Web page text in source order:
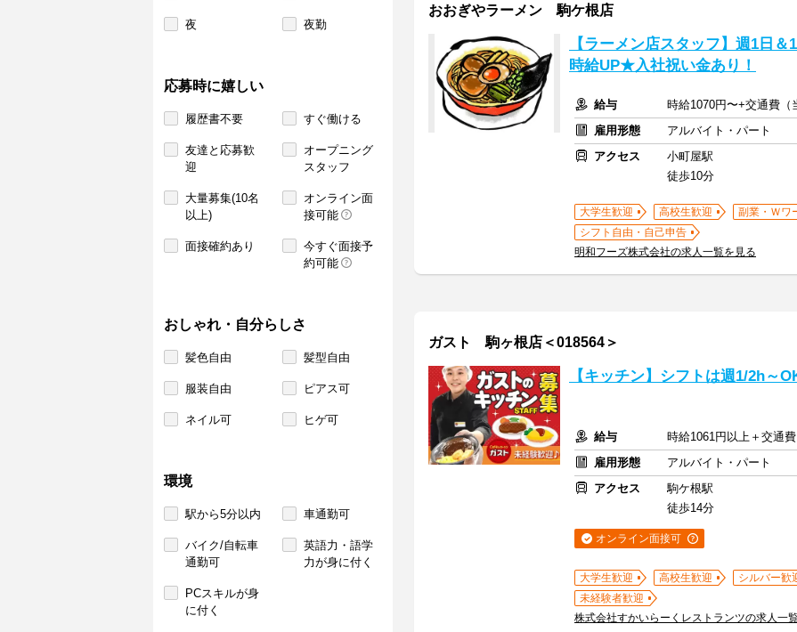
夜 夜勤
応募時に嬉しい
履歴書不要 すぐ働ける
友達と応募歓
迎
オープニング
スタッフ
大量募集(10名
以上)
オンライン面
接可能
面接確約あり
今すぐ面接予
約可能
おしゃれ・自分らしさ
髪色自由 髪型自由
服装自由 ピアス可
ネイル可 ヒゲ可
環境
駅から5分以内 車通勤可
バイク/自転車
通勤可
英語力・語学
力が身に付く
PCスキルが身
に付く
おおぎやラーメン 駒ケ根店
【ラーメン店スタッフ】週1日
時給UP★入社祝い金あり！
給与
時給1070円〜+交通費（
雇用形態
アルバイト・パート
アクセス
小町屋駅
徒歩10分
大学生歓迎 高校生歓迎 副業・Ｗワ
シフト自由・自己申告
明和フーズ株式会社の求人一覧を見る
ガスト 駒ヶ根店＜018564＞
【キッチン】シフトは週1/2h～
給与
時給1061円以上＋交通費
雇用形態
アルバイト・パート
アクセス
駒ケ根駅
徒歩14分
オンライン面接可
大学生歓迎 高校生歓迎 シルバー歓
未経験者歓迎
株式会社すかいらーくレストランツの求人一